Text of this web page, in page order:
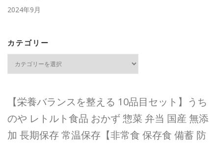
2024年9月
カテゴリー
【栄養バランスを整える 10品目セット】うち
のや レトルト食品 おかず 惣菜 弁当 国産 無添
加 長期保存 常温保存【非常食 保存食 備蓄 防